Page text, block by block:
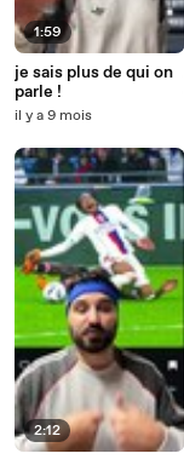
1:59
je sais plus de qui on
parle !
il y a 9 mois
2:12